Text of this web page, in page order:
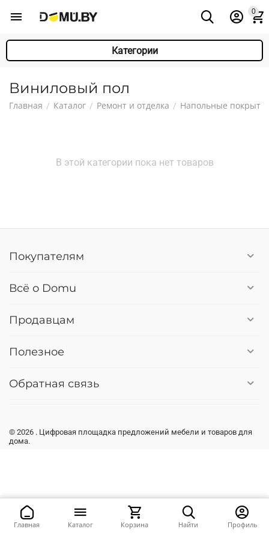
0
Категории
Виниловый пол
Главная / Каталог / Ремонт и отделка / Напольные
В этой категории пока нет товаров
Покупателям
Всё о Domu
Продавцам
Полезное
Обратная связь
© 2026 . Цифровая площадка предложений мебели и товаров для
дома.
Главная Каталог Найти
Корзина Профиль